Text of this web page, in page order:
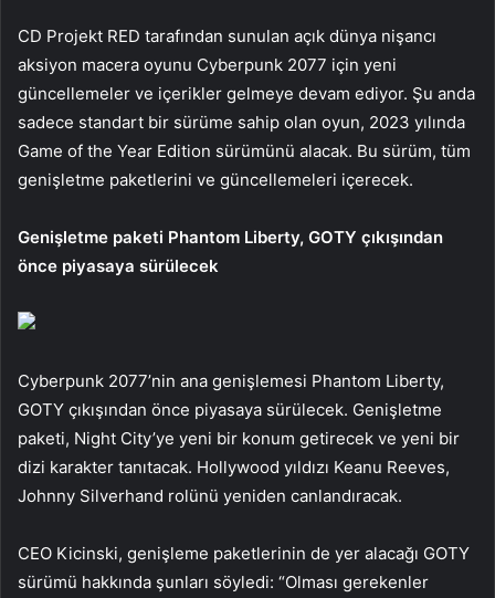
CD Projekt RED tarafından sunulan açık dünya nişancı
aksiyon macera oyunu Cyberpunk 2077 için yeni
güncellemeler ve içerikler gelmeye devam ediyor. Şu anda
sadece standart bir sürüme sahip olan oyun, 2023 yılında
Game of the Year Edition sürümünü alacak. Bu sürüm, tüm
genişletme paketlerini ve güncellemeleri içerecek.
Genişletme paketi Phantom Liberty, GOTY çıkışından
önce piyasaya sürülecek
Cyberpunk 2077’nin ana genişlemesi Phantom Liberty,
GOTY çıkışından önce piyasaya sürülecek. Genişletme
paketi, Night City’ye yeni bir konum getirecek ve yeni bir
dizi karakter tanıtacak. Hollywood yıldızı Keanu Reeves,
Johnny Silverhand rolünü yeniden canlandıracak.
CEO Kicinski, genişleme paketlerinin de yer alacağı GOTY
sürümü hakkında şunları söyledi: “Olması gerekenler